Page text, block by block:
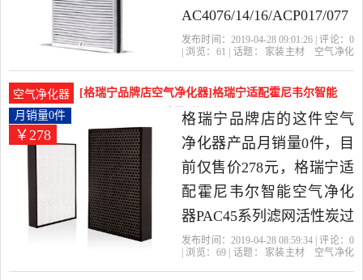
AC4076/14/16/ACP017/077
滤网套装是2019年格瑞宁
性价比很高的空气净化
器，由上海发货。
发布时间：2019-04-28 09:01:26 | 评论： 0
| 浏览： 61 | 话题： 家装主材
空气净化
空气净化器
[格瑞宁品牌店空气净化器]格瑞宁适配霍尼韦尔智能
空气净化器PA月销量0件仅售278元
￥278
月销量0件
格瑞宁品牌店的这件空气
净化器产品月销量0件，目
前仅售价278元，格瑞宁适
配霍尼韦尔智能空气净化
器PAC45系列滤网活性炭过
滤网是2019年格瑞宁品牌
发布时间：2019-04-28 08:59:34 | 评论： 0
| 浏览： 69| 话题： 家装主材
空气净化